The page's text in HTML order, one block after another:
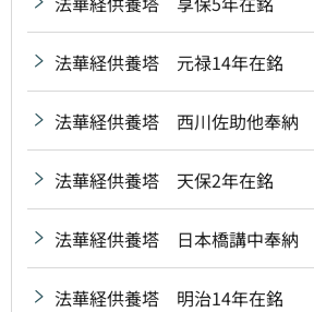
法華経供養塔 元禄14年在銘
法華経供養塔 西川佐助他奉納
法華経供養塔 天保2年在銘
法華経供養塔 日本橋講中奉納
法華経供養塔 明治14年在銘